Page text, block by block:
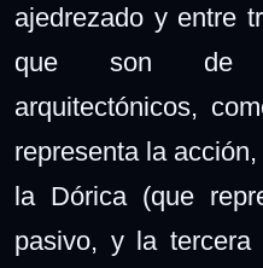
ajedrezado y entre
que son de
arquitectónicos,
representa la
la Dórica (que
pasivo, y la